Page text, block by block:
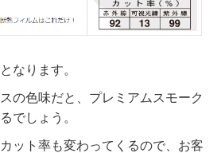
なります。
の色味だと、プレミアムスモーク
でしょう。
ット率も変わってくるので、お客